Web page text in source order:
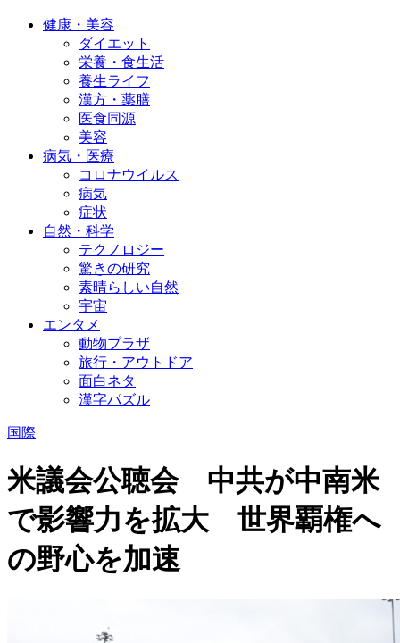
健康・美容
ダイエット
栄養・食生活
養生ライフ
漢方・薬膳
医食同源
美容
病気・医療
コロナウイルス
病気
症状
自然・科学
テクノロジー
驚きの研究
素晴らしい自然
宇宙
エンタメ
動物プラザ
旅行・アウトドア
面白ネタ
漢字パズル
国際
米議会公聴会 中共が中南米
で影響力を拡大 世界覇権へ
の野心を加速